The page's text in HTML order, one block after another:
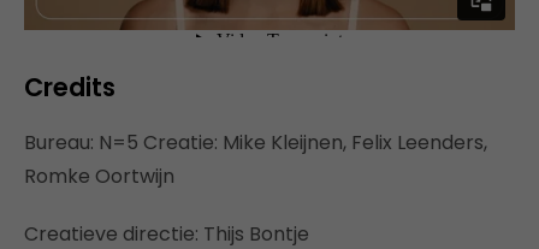
Credits
Bureau: N=5 Creatie: Mike Kleijnen, Felix Leenders,
Romke Oortwijn
Creatieve directie: Thijs Bontje